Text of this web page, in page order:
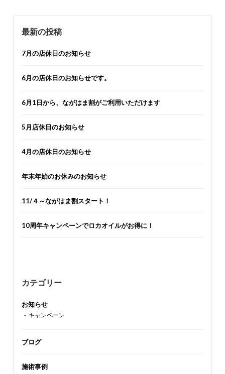
最新の投稿
7月の店休日のお知らせ
6月の店休日のお知らせです。
6月1日から、ながはま割がご利用いただけます
5月店休日のお知らせ
4月の店休日のお知らせ
年末年始のお休みのお知らせ
11/４～ながはま割スタート！
10周年キャンペーンでロカオイルがお得に！
カテゴリー
お知らせ
キャンペーン
ブログ
施術事例